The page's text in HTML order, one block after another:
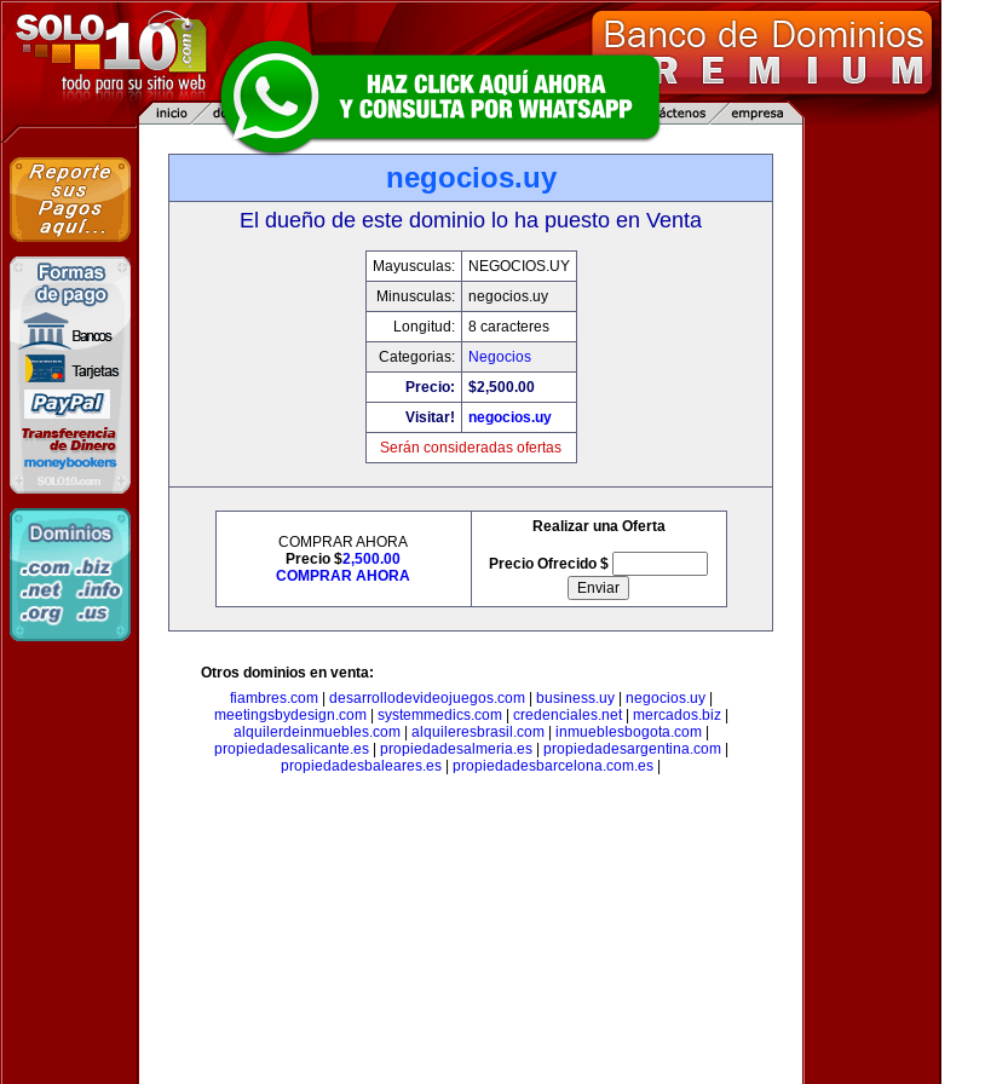
negocios.uy
El dueño de este dominio lo ha puesto en Venta
Mayusculas:
NEGOCIOS.UY
Minusculas:
negocios.uy
Longitud:
8 caracteres
Categorias:
Negocios
Precio:
$2,500.00
Visitar!
negocios.uy
Serán consideradas ofertas
COMPRAR AHORA
Precio $2,500.00
COMPRAR AHORA
Realizar una Oferta
Precio Ofrecido $
Otros dominios en venta:
fiambres.com| desarrollodevideojuegos.com| business.uy| negocios.uy|
meetingsbydesign.com| systemmedics.com| credenciales.net| mercados.biz|
alquilerdeinmuebles.com| alquileresbrasil.com| inmueblesbogota.com|
propiedadesalicante.es| propiedadesalmeria.es| propiedadesargentina.com|
propiedadesbaleares.es
propiedadesbarcelona.com.es